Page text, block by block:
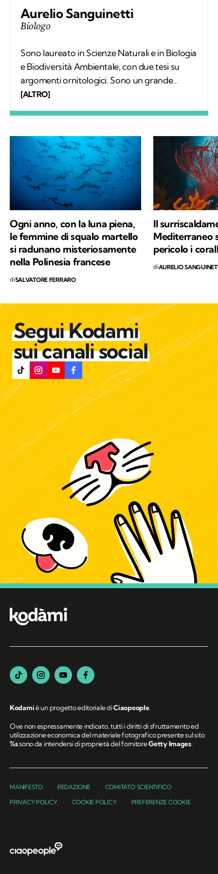
Aurelio Sanguinetti
Biologo
Sono laureato in Scienze Naturali e in Biologia
e Biodiversità Ambientale, con due tesi su
argomenti ornitologici. Sono un grande
appassionato di escursionismo e di scienze e
scrittura è la mia più grande passione.
[ALTRO]
Ogni anno, con la luna piena,
le femmine di squalo martello
si radunano misteriosamente
nella Polinesia francese
diSALVATORE FERRARO
Il
Mediterraneo
pericolo i
diAURELIO
Segui Kodami
sui canali social
Kodamiè un progetto editoriale diCiaopeople.
Ove non espressamente indicato, tutti i diritti di sfruttamento ed
utilizzazione economica del materiale fotografico presente sul sito
%ssono da intendersi di proprietà del fornitoreGetty Images.
MANIFESTO REDAZIONE COMITATO SCIENTIFICO
PRIVACY POLICY COOKIE POLICY PREFERENZE COOKIE